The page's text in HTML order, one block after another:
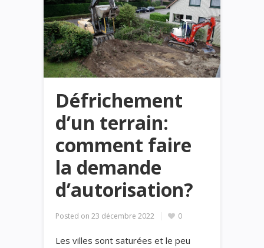
Défrichement
d’un terrain:
comment faire
la demande
d’autorisation?​​
Posted on 23 décembre 2022 0
Les villes sont saturées et le peu